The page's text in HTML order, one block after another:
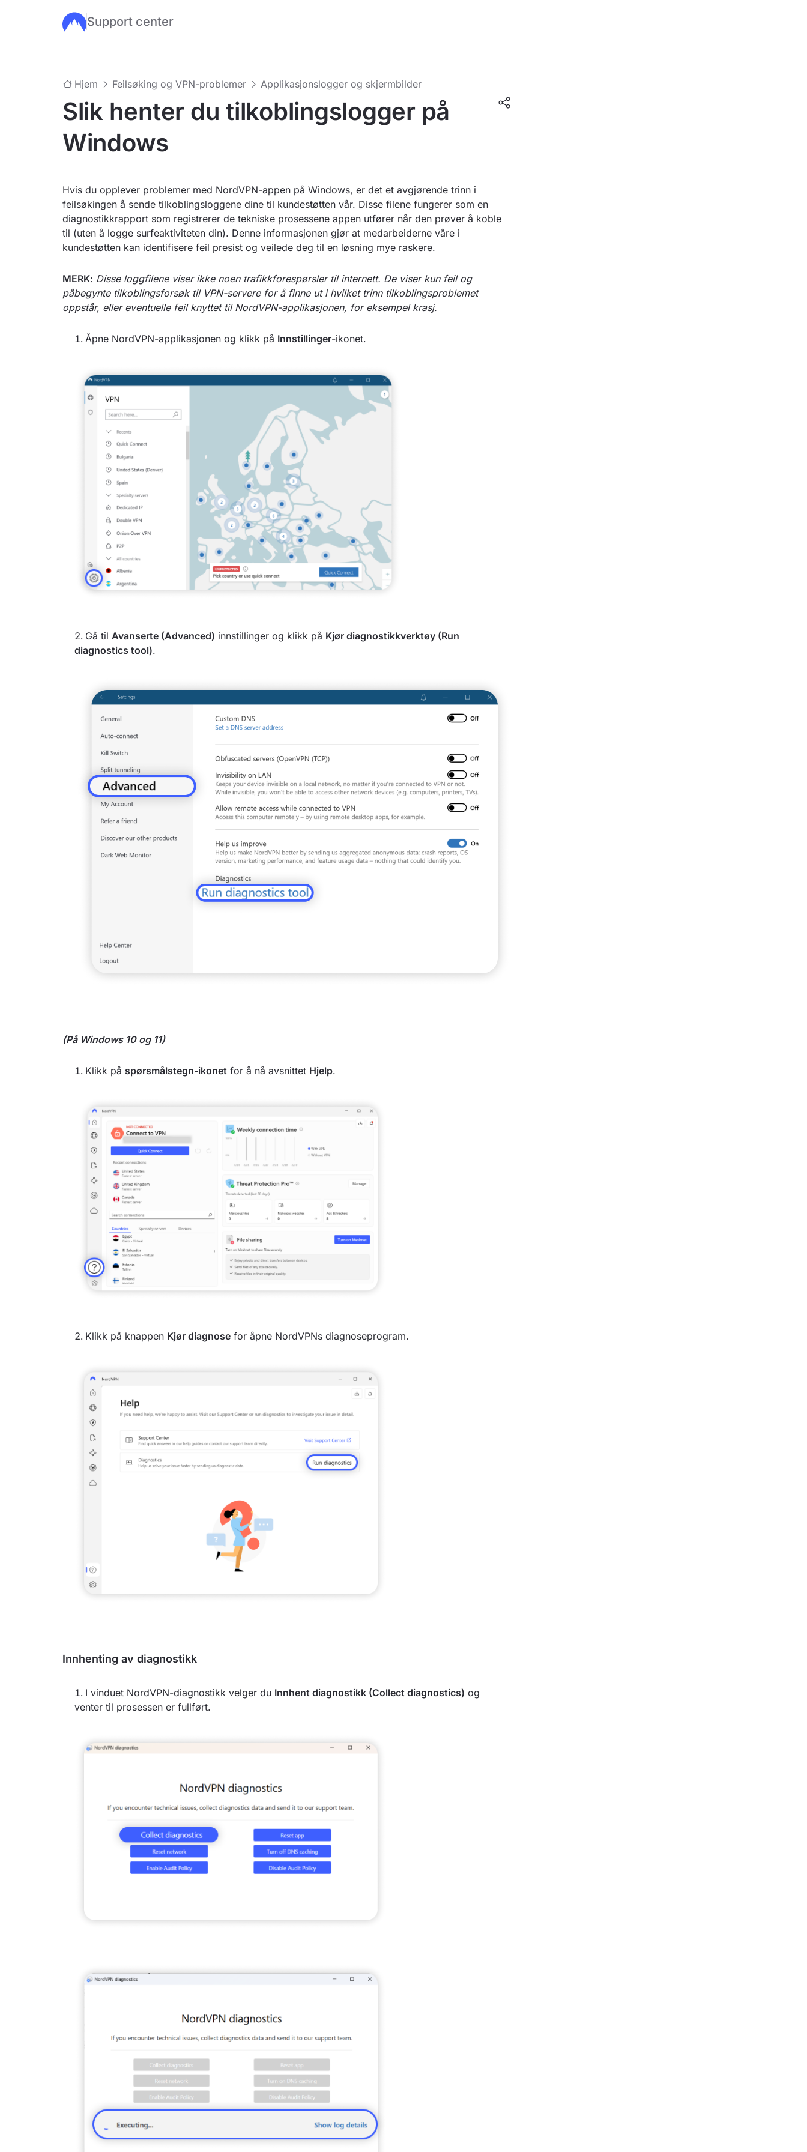
Hopp til hovedinnhold
Support center
Hjem Feilsøking og VPN-problemer Applikasjonslogger og skjermbilder
Slik henter du tilkoblingslogger på
Windows
Hvis du opplever problemer med NordVPN-appen på Windows, er det et avgjørende trinn i
feilsøkingen å sende tilkoblingsloggene dine til kundestøtten vår. Disse filene fungerer som en
diagnostikkrapport som registrerer de tekniske prosessene appen utfører når den prøver å koble
til (uten å logge surfeaktiviteten din). Denne informasjonen gjør at medarbeiderne våre i
kundestøtten kan identifisere feil presist og veilede deg til en løsning mye raskere.
MERK: Disse loggfilene viser ikke noen trafikkforespørsler til internett. De viser kun feil og
påbegynte tilkoblingsforsøk til VPN-servere for å finne ut i hvilket trinn tilkoblingsproblemet
oppstår, eller eventuelle feil knyttet til NordVPN-applikasjonen, for eksempel krasj.
Åpne NordVPN-applikasjonen og klikk på Innstillinger-ikonet.
Gå til Avanserte (Advanced) innstillinger og klikk på Kjør diagnostikkverktøy (Run
diagnostics tool).
(På Windows 10 og 11)
Klikk på spørsmålstegn-ikonet for å nå avsnittet Hjelp.
Klikk på knappen Kjør diagnose for åpne NordVPNs diagnoseprogram.
Innhenting av diagnostikk
I vinduet NordVPN-diagnostikk velger du Innhent diagnostikk (Collect diagnostics) og
venter til prosessen er fullført.